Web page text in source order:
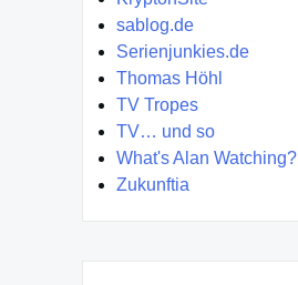
sablog.de
Serienjunkies.de
Thomas Höhl
TV Tropes
TV… und so
What's Alan Watching?
Zukunftia